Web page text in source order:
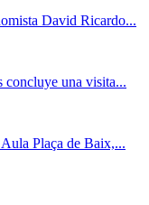
David Ricardo...
concluye una visita...
Plaça de Baix,...